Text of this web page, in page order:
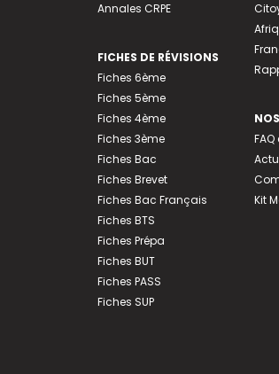
Annales CRPE
FICHES DE RÉVISIONS
Fiches 6ème
Fiches 5ème
Fiches 4ème
Fiches 3ème
Fiches Bac
Fiches Brevet
Fiches Bac Français
Fiches BTS
Fiches Prépa
Fiches BUT
Fiches PASS
Fiches SUP
Kit